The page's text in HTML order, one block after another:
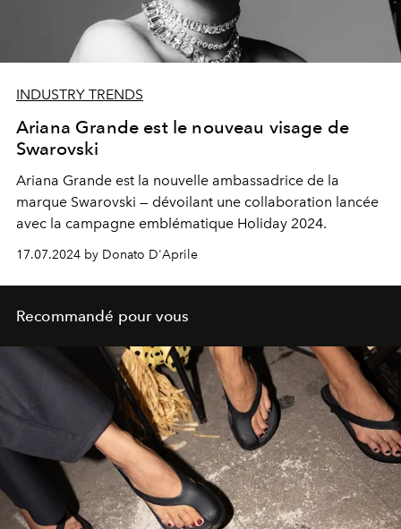
INDUSTRY TRENDS
Ariana Grande est le nouveau visage de
Swarovski
Ariana Grande est la nouvelle ambassadrice de la
marque Swarovski — dévoilant une collaboration lancée
avec la campagne emblématique Holiday 2024.
17.07.2024 by Donato D'Aprile
Recommandé pour vous